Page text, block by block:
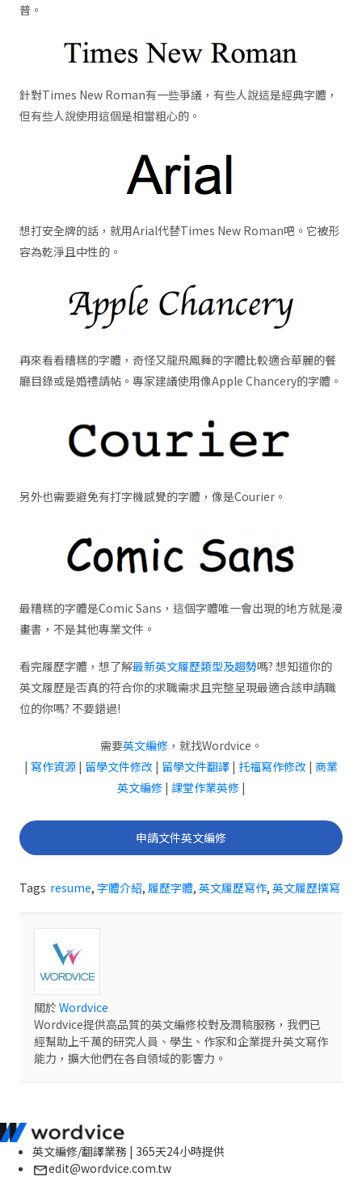
普。
針對Times New Roman有一些爭議，有些人說這是經典字體，
但有些人說使用這個是相當粗心的。
想打安全牌的話，就用Arial代替Times New Roman吧。它被形
容為乾淨且中性的。
再來看看糟糕的字體，奇怪又龍飛鳳舞的字體比較適合華麗的餐
廳目錄或是婚禮請帖。專家建議使用像Apple Chancery的字體。
另外也需要避免有打字機感覺的字體，像是Courier。
最糟糕的字體是Comic Sans，這個字體唯一會出現的地方就是漫
畫書，不是其他專業文件。
看完履歷字體，想了解最新英文履歷類型及趨勢嗎? 想知道你的
英文履歷是否真的符合你的求職需求且完整呈現最適合該申請職
位的你嗎? 不要錯過!
需要英文編修，就找Wordvice。
| 寫作資源 | 留學文件修改 | 留學文件翻譯 | 托福寫作修改 | 商業
英文編修| 課堂作業英修|
申請文件英文編修
Tags resume, 字體介紹, 履歷字體, 英文履歷寫作, 英文履歷撰寫
關於Wordvice
Wordvice提供高品質的英文編修校對及潤稿服務，我們已
經幫助上千萬的研究人員、學生、作家和企業提升英文寫作
能力，擴大他們在各自領域的影響力。
英文編修/翻譯業務 | 365天24小時提供
edit@wordvice.com.tw